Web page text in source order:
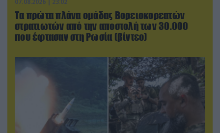
07.08.2026 | 23:02
Τα πρώτα πλάνα ομάδας Βορειοκορεατών
στρατιωτών από την αποστολή των 30.000
που έφτασαν στη Ρωσία (βίντεο)